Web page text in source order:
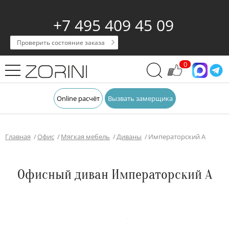
+7 495 409 45 09
Проверить состояние заказа
0
Online расчёт Вызвать замерщика
Главная Офис Мягкая мебель Диваны Императорский А
Офисный диван Императорский А